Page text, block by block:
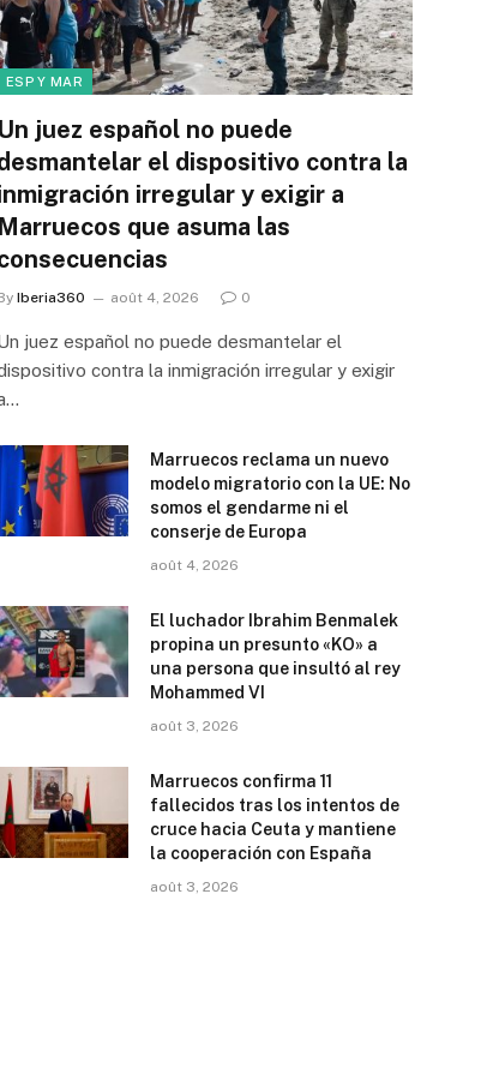
ESP Y MAR
Un juez español no puede
el dispositivo contra la
irregular y exigir a
Marruecos que asuma las
Iberia360 août 4, 2026 0
juez español no puede desmantelar el
contra la inmigración irregular y exigir
Marruecos reclama un nuevo
modelo migratorio con la UE: No
somos el gendarme ni el
conserje de Europa
août 4, 2026
El luchador Ibrahim Benmalek
propina un presunto «KO» a
una persona que insultó al rey
Mohammed VI
août 3, 2026
Marruecos confirma 11
fallecidos tras los intentos de
cruce hacia Ceuta y mantiene
la cooperación con España
août 3, 2026